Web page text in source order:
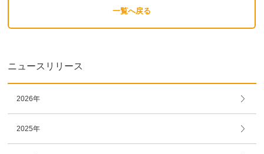
一覧へ戻る
ニュースリリース
2026年
2025年